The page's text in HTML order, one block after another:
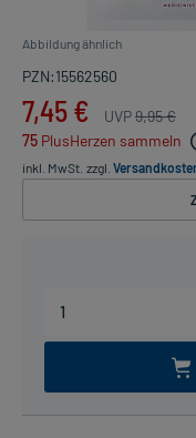
Abbildung ähnlich
PZN:15562560
7,45 € UVP9,95 €
75 PlusHerzen sammeln
inkl. MwSt. zzgl.